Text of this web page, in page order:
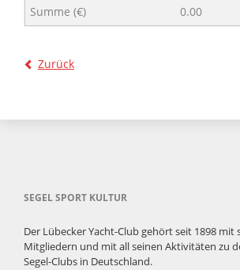
0.00
Zurück
SEGEL SPORT KULTUR
Der Lübecker Yacht-Club gehört seit 1898 mit
Mitgliedern und mit all seinen Aktivitäten zu
Segel-Clubs in Deutschland.